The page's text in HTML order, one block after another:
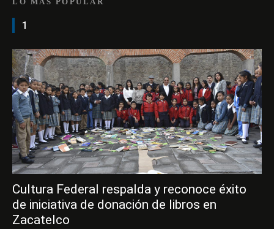
1
Cultura Federal respalda y reconoce éxito
de iniciativa de donación de libros en
Zacatelco